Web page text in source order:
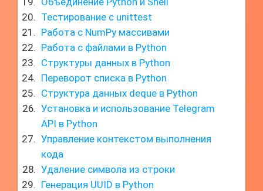
Тестирование с unittest
Работа с NumPy массивами
Работа с файлами в Python
Структуры данных в Python
Переворот списка в Python
Структура данных deque в Python
Установка и использование Telegram
API в Python
Управление контекстом выполнения
кода
Удаление символа из строки
Генерация UUID в Python